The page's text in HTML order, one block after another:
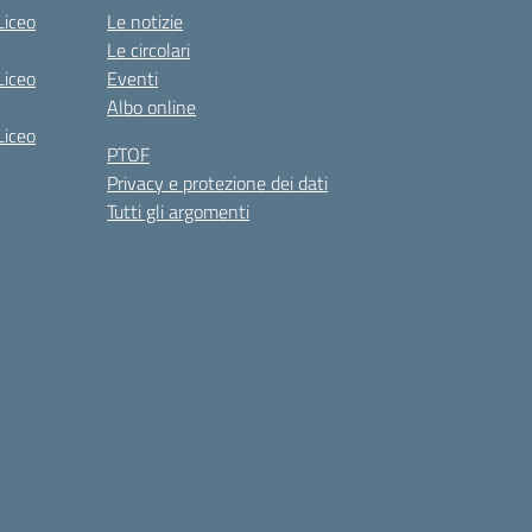
Le notizie
Le circolari
Eventi
Albo online
PTOF
Privacy e protezione dei dati
Tutti gli argomenti